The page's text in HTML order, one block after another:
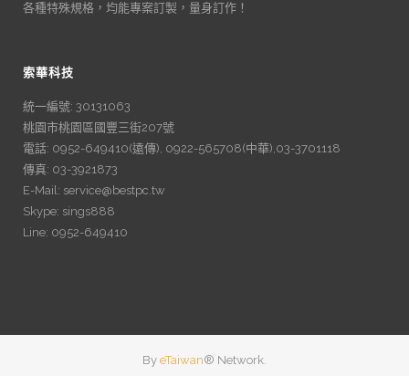
各種特殊規格，均能專案訂製，量身訂作！
索華科技
統一編號: 30131063
桃園市桃園區國豐三街207號
電話: 0952-649410(遠傳), 0922-565708(中華),03-3701118
傳真: 03-3921873
E-Mail: service@bestpc.tw
Skype: sings888
Line: 0952-649410
By eTaiwan® Network.